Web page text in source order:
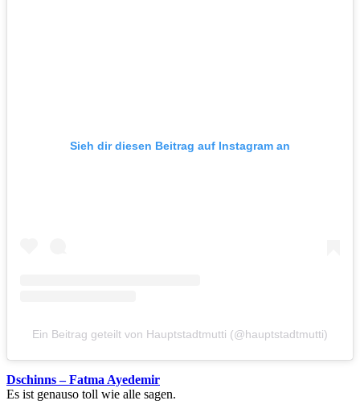
Sieh dir diesen Beitrag auf Instagram an
Ein Beitrag geteilt von Hauptstadtmutti (@hauptstadtmutti)
Dschinns – Fatma Ayedemir
Es ist genauso toll wie alle sagen.